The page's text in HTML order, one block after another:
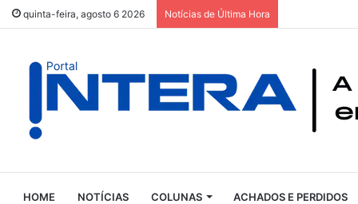
quinta-feira, agosto 6 2026 Notícias de Última Hora
HOME NOTÍCIAS COLUNAS ACHADOS E PERDIDOS